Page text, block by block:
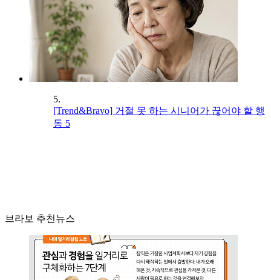
5.
[Trend&Bravo] 거절 못 하는 시니어가 끊어야 할 행
동 5
브라보 추천뉴스